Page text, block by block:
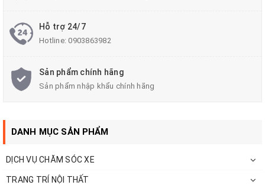
Hỗ trợ 24/7
Hotline:0903863982
Sản phẩm chính hãng
Sản phẩm nhập khẩu chính hãng
DANH MỤC SẢN PHẨM
DỊCH VỤ CHĂM SÓC XE
TRANG TRÍ NỘI THẤT